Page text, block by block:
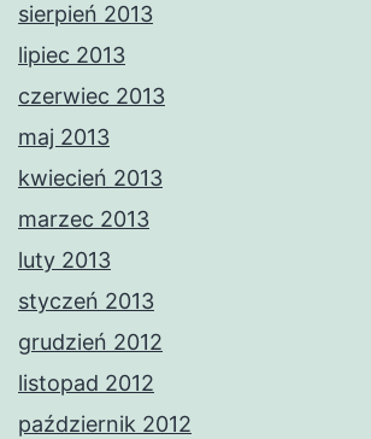
sierpień 2013
lipiec 2013
czerwiec 2013
maj 2013
kwiecień 2013
marzec 2013
luty 2013
styczeń 2013
grudzień 2012
listopad 2012
październik 2012